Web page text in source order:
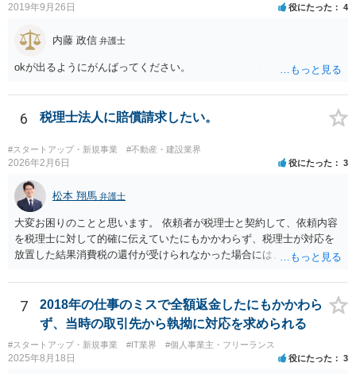
2019年9月26日 役にたった 4
内藤 政信 弁護士
okが出るようにがんばってください。
6 税理士法人に賠償請求したい。
#スタートアップ・新規事業 #不動産・建設業界
2026年2月6日 役にたった 3
松本 翔馬 弁護士
大変お困りのことと思います。 依頼者が税理士と契約して、依頼内容
を税理士に対して的確に伝えていたにもかかわらず、税理士が対応を
放置した結果消費税の還付が受けられなかった場合には、賠償請求で
あるか否かという問題 ②税理士本人が税務業務をしていなかったとい
う税理士職務の妥当性の問題 ③クライアントが誤って簡易課税届出書
を提出していたところ、税理士が課税方式の確認をしなかった問題 と
いう課題があります。 ①については、 税理士が責任を持つのは契約に
明記された委任事務に限定されるのが原則です。 サービスとして委任
事務外の税務相談に応じた結果、その責任を負う場合もゼロではあり
7
2018年の仕事のミスで全額返金したにもかかわら
ず、当時の取引先から執拗に対応を求められる
#スタートアップ・新規事業 #IT業界 #個人事業主・フリーランス
2025年8月18日 役にたった 3